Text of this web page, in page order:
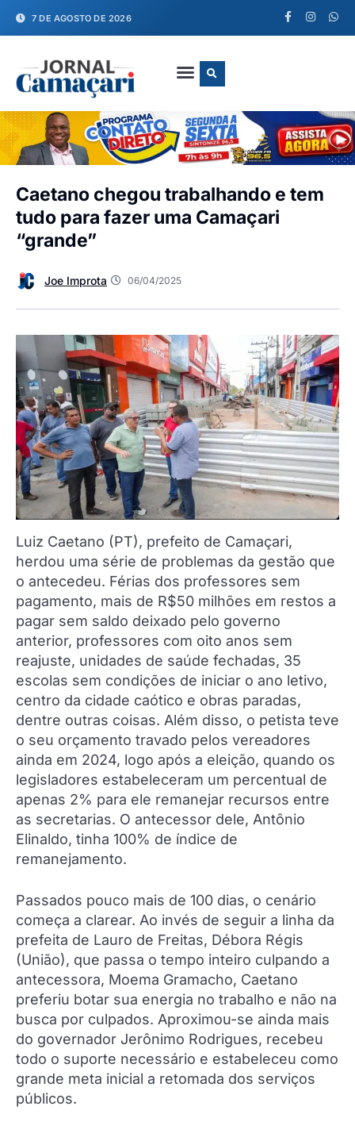
7 DE AGOSTO DE 2026
Caetano chegou trabalhando e tem
tudo para fazer uma Camaçari
“grande”
Joe Improta 06/04/2025
Luiz Caetano (PT), prefeito de Camaçari,
herdou uma série de problemas da gestão que
o antecedeu. Férias dos professores sem
pagamento, mais de R$50 milhões em restos a
pagar sem saldo deixado pelo governo
anterior, professores com oito anos sem
reajuste, unidades de saúde fechadas, 35
escolas sem condições de iniciar o ano letivo,
centro da cidade caótico e obras paradas,
dentre outras coisas. Além disso, o petista teve
o seu orçamento travado pelos vereadores
ainda em 2024, logo após a eleição, quando os
legisladores estabeleceram um percentual de
apenas 2% para ele remanejar recursos entre
as secretarias. O antecessor dele, Antônio
Elinaldo, tinha 100% de índice de
remanejamento.
Passados pouco mais de 100 dias, o cenário
começa a clarear. Ao invés de seguir a linha da
prefeita de Lauro de Freitas, Débora Régis
(União), que passa o tempo inteiro culpando a
antecessora, Moema Gramacho, Caetano
preferiu botar sua energia no trabalho e não na
busca por culpados. Aproximou-se ainda mais
do governador Jerônimo Rodrigues, recebeu
todo o suporte necessário e estabeleceu como
grande meta inicial a retomada dos serviços
públicos.